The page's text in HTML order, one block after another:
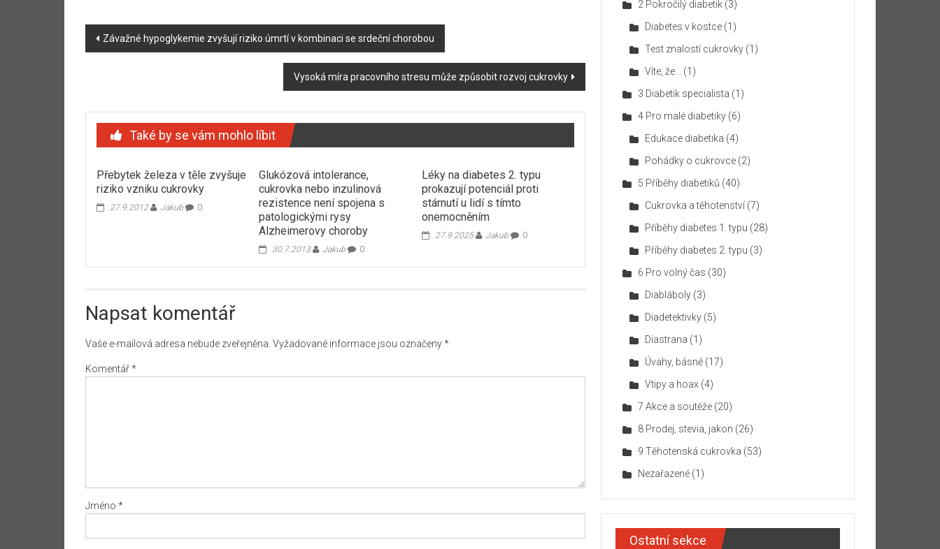
Navigace
Závažné hypoglykemie zvyšují riziko úmrtí v kombinaci se srdeční chorobou
Vysoká míra pracovního stresu může způsobit rozvoj cukrovky
Také by se vám mohlo líbit
Přebytek železa v těle zvyšuje
riziko vzniku cukrovky
27.9.2012 Jakub 0
Glukózová intolerance,
cukrovka nebo inzulinová
rezistence není spojena s
patologickými rysy
Alzheimerovy choroby
30.7.2013 Jakub 0
Léky na diabetes 2. typu
prokazují potenciál proti
stárnutí u lidí s tímto
onemocněním
27.9.2025 Jakub 0
Napsat komentář
Vaše e-mailová adresa nebude zveřejněna. Vyžadované informace jsou označeny*
Komentář*
Jméno *
2 Pokročilý diabetik (3)
Diabetes v kostce (1)
Test znalostí cukrovky (1)
Víte, že…
(1)
3 Diabetik specialista (1)
4 Pro malé diabetiky (6)
Edukace diabetika (4)
Pohádky o cukrovce (2)
5 Příběhy diabetiků (40)
Cukrovka a těhotenství (7)
Příběhy diabetes 1. typu (28)
Příběhy diabetes 2. typu (3)
6 Pro volný čas (30)
Diabláboly (3)
Diadetektivky (5)
Diastrana (1)
Úvahy, básně (17)
Vtipy a hoax (4)
7 Akce a soutěže (20)
8 Prodej, stevia, jakon (26)
9 Těhotenská cukrovka (53)
Nezařazené (1)
Ostatní sekce